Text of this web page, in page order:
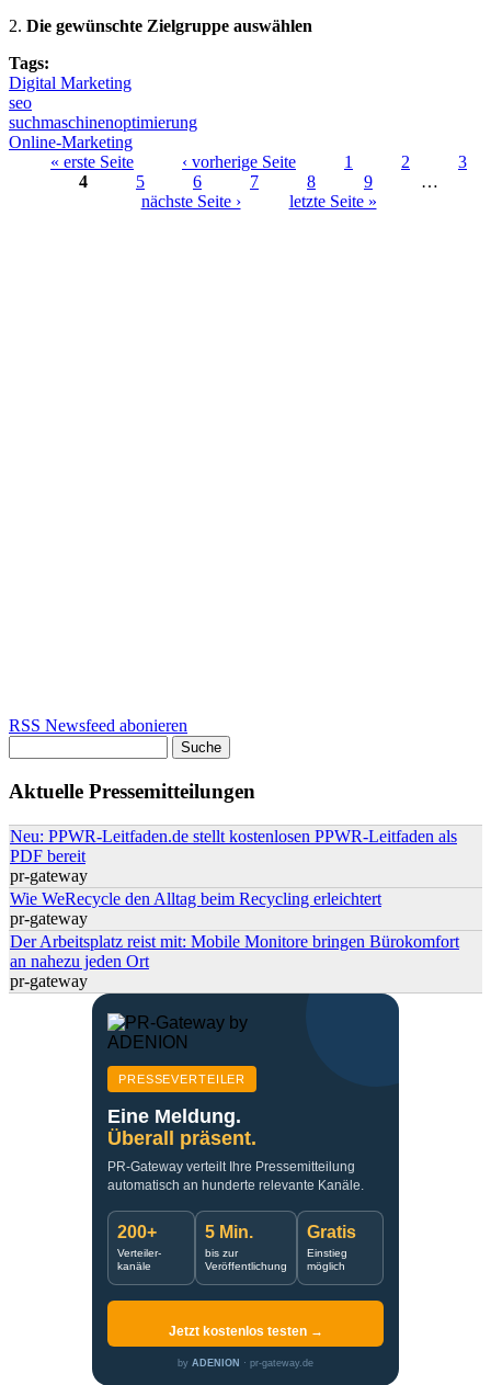
2. Die gewünschte Zielgruppe auswählen
Tags:
Digital Marketing
seo
suchmaschinenoptimierung
Online-Marketing
« erste Seite ‹ vorherige Seite 1 2
3
4
5 6 7 8 9
…
nächste Seite ›
letzte Seite »
RSS Newsfeed abonieren
Aktuelle Pressemitteilungen
Neu: PPWR-Leitfaden.de stellt kostenlosen PPWR-Leitfaden als
PDF bereit
pr-gateway
Wie WeRecycle den Alltag beim Recycling erleichtert
pr-gateway
Der Arbeitsplatz reist mit: Mobile Monitore bringen Bürokomfort
an nahezu jeden Ort
pr-gateway
PRESSEVERTEILER
Eine Meldung.
Überall präsent.
PR-Gateway verteilt Ihre Pressemitteilung
automatisch an hunderte relevante Kanäle.
200+
Verteiler-
kanäle
5 Min.
bis zur
Veröffentlichung
Gratis
Einstieg
möglich
Jetzt kostenlos testen →
by ADENION · pr-gateway.de